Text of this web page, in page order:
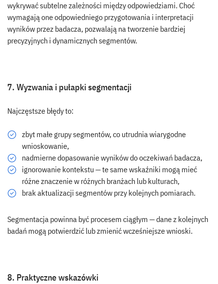
wykrywać subtelne zależności między odpowiedziami. Choć
wymagają one odpowiedniego przygotowania i interpretacji
wyników przez badacza, pozwalają na tworzenie bardziej
precyzyjnych i dynamicznych segmentów.
7. Wyzwania i pułapki segmentacji
Najczęstsze błędy to:
zbyt małe grupy segmentów, co utrudnia wiarygodne
wnioskowanie,
nadmierne dopasowanie wyników do oczekiwań badacza,
ignorowanie kontekstu — te same wskaźniki mogą mieć
różne znaczenie w różnych branżach lub kulturach,
brak aktualizacji segmentów przy kolejnych pomiarach.
Segmentacja powinna być procesem ciągłym — dane z kolejnych
badań mogą potwierdzić lub zmienić wcześniejsze wnioski.
8. Praktyczne wskazówki